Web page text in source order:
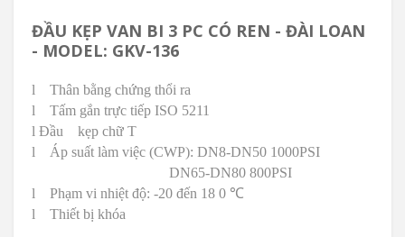
ĐẦU KẸP VAN BI 3 PC CÓ REN - ĐÀI LOAN
- MODEL: GKV-136
l
Thân bằng chứng thổi ra
l
Tấm gắn trực tiếp ISO 5211
l Đầu
kẹp chữ T
l
Áp suất làm việc (CWP): DN8-DN50 1000PSI
DN65-DN80 800PSI
l
Phạm vi nhiệt độ: -20 đến 18 0 ℃
l
Thiết bị khóa